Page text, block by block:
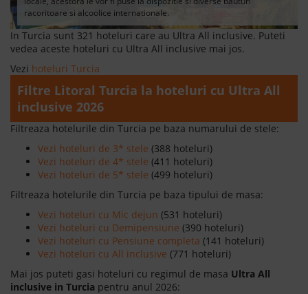
racoritoare si alcoolice internationale.
In Turcia sunt 321 hoteluri care au Ultra All inclusive. Puteti
vedea aceste hoteluri cu Ultra All inclusive mai jos.
Vezi hoteluri Turcia
Filtre Litoral Turcia la hoteluri cu Ultra All
inclusive 2026
Filtreaza hotelurile din Turcia pe baza numarului de stele:
Vezi hoteluri de 3* stele (388 hoteluri)
Vezi hoteluri de 4* stele (411 hoteluri)
Vezi hoteluri de 5* stele (499 hoteluri)
Filtreaza hotelurile din Turcia pe baza tipului de masa:
Vezi hoteluri cu Mic dejun (531 hoteluri)
Vezi hoteluri cu Demipensiune (390 hoteluri)
Vezi hoteluri cu Pensiune completa (141 hoteluri)
Vezi hoteluri cu All inclusive (771 hoteluri)
Mai jos puteti gasi hoteluri cu regimul de masa Ultra All
inclusive in Turcia pentru anul 2026: